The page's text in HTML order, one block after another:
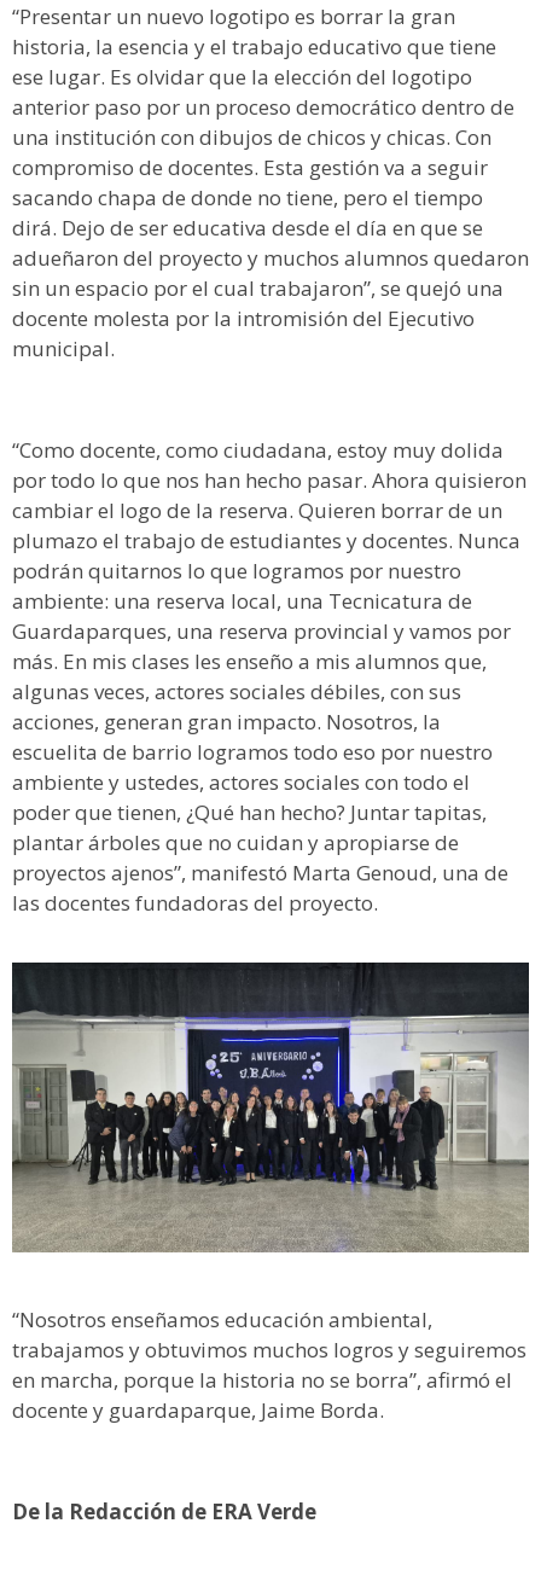
“Presentar un nuevo logotipo es borrar la gran
historia, la esencia y el trabajo educativo que tiene
ese lugar. Es olvidar que la elección del logotipo
anterior paso por un proceso democrático dentro de
una institución con dibujos de chicos y chicas. Con
compromiso de docentes. Esta gestión va a seguir
sacando chapa de donde no tiene, pero el tiempo
dirá. Dejo de ser educativa desde el día en que se
adueñaron del proyecto y muchos alumnos quedaron
sin un espacio por el cual trabajaron”, se quejó una
docente molesta por la intromisión del Ejecutivo
municipal.
“Como docente, como ciudadana, estoy muy dolida
por todo lo que nos han hecho pasar. Ahora quisieron
cambiar el logo de la reserva. Quieren borrar de un
plumazo el trabajo de estudiantes y docentes. Nunca
podrán quitarnos lo que logramos por nuestro
ambiente: una reserva local, una Tecnicatura de
Guardaparques, una reserva provincial y vamos por
más. En mis clases les enseño a mis alumnos que,
algunas veces, actores sociales débiles, con sus
acciones, generan gran impacto. Nosotros, la
escuelita de barrio logramos todo eso por nuestro
ambiente y ustedes, actores sociales con todo el
poder que tienen, ¿Qué han hecho? Juntar tapitas,
plantar árboles que no cuidan y apropiarse de
proyectos ajenos”, manifestó Marta Genoud, una de
las docentes fundadoras del proyecto.
“Nosotros enseñamos educación ambiental,
trabajamos y obtuvimos muchos logros y seguiremos
en marcha, porque la historia no se borra”, afirmó el
docente y guardaparque, Jaime Borda.
De la Redacción de ERA Verde